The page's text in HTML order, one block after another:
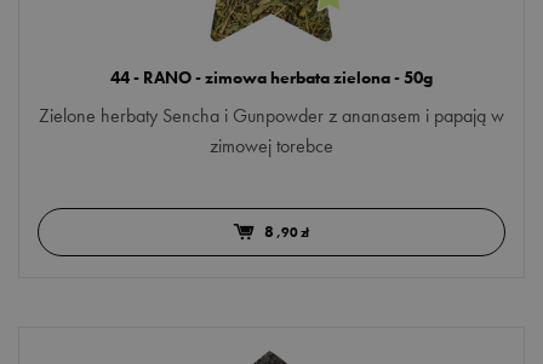
44 - RANO - zimowa herbata zielona - 50g
Zielone herbaty Sencha i Gunpowder z ananasem i papają w
zimowej torebce
8,90 zł